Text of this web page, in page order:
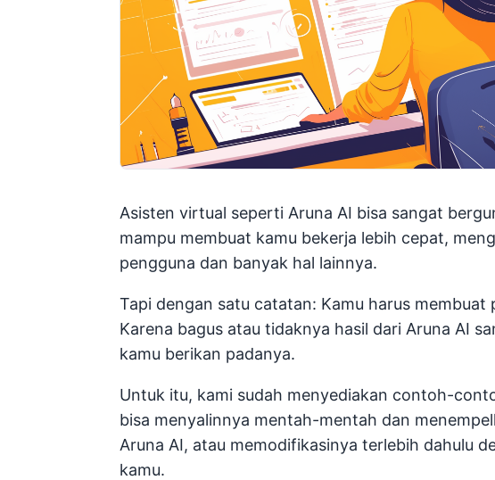
Asisten virtual seperti Aruna AI bisa sangat
mampu membuat kamu bekerja lebih cepat,
pengguna dan banyak hal lainnya.
Tapi dengan satu catatan: Kamu harus
Karena bagus atau tidaknya hasil dari Aruna AI
kamu berikan padanya.
Untuk itu, kami sudah menyediakan contoh-
bisa menyalinnya mentah-mentah dan
Aruna AI, atau memodifikasinya terlebih dahulu
kamu.